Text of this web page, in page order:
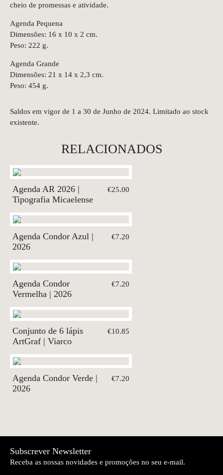
cheio de promessas e atividade.
Agenda Pequena
Dimensões: 16 x 10 x 2 cm.
Peso: 222 g.
Agenda Grande
Dimensões: 21 x 14 x 2,3 cm.
Peso: 454 g.
Saldos em vigor de 1 a 30 de Junho de 2024. Limitado ao stock
existente.
RELACIONADOS
Agenda AR 2026 |
Tipografia Micaelense
€25.00
Agenda Condor Azul |
2026
€7.20
Agenda Condor
Vermelha | 2026
€7.20
Conjunto de 6 lápis
ArtGraf | Viarco
€10.85
Agenda Condor Verde |
2026
€7.20
Subscrever Newsletter
Receba as nossas novidades e promoções no seu e-mail.